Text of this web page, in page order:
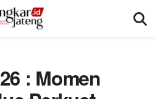
: Momen